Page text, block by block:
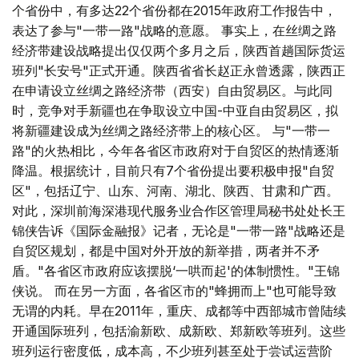
个省份中，有多达22个省份都在2015年政府工作报告中，
表达了参与"一带一路"战略的意愿。 事实上，在丝绸之路
经济带建设战略提出仅仅两个多月之后，陕西首趟国际货运
班列"长安号"正式开通。陕西省省长赵正永曾透露，陕西正
在申请设立丝绸之路经济带（西安）自由贸易区。与此同
时，竞争对手新疆也在争取设立中国-中亚自由贸易区，拟
将新疆建设成为丝绸之路经济带上的核心区。 与"一带一
路"的火热相比，今年各省区市政府对于自贸区的热情逐渐
降温。根据统计，目前只有7个省份提出要积极申报"自贸
区"，包括辽宁、山东、河南、湖北、陕西、甘肃和广西。
对此，深圳前海深港现代服务业合作区管理局秘书处处长王
锦侠告诉《国际金融报》记者，无论是"一带一路"战略还是
自贸区规划，都是中国对外开放的新举措，两者并不矛
盾。"各省区市政府应该摆脱‘一哄而起'的体制惯性。"王锦
侠说。 而在另一方面，各省区市的"蜂拥而上"也可能导致
无谓的内耗。早在2011年，重庆、成都等中西部城市曾陆续
开通国际班列，包括渝新欧、成新欧、郑新欧等班列。这些
班列运行密度低，成本高，不少班列甚至处于尝试运营阶